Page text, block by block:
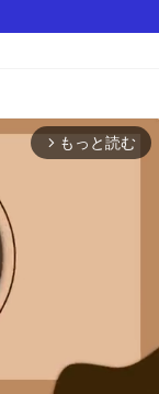
arrow_forward_ios もっと読む